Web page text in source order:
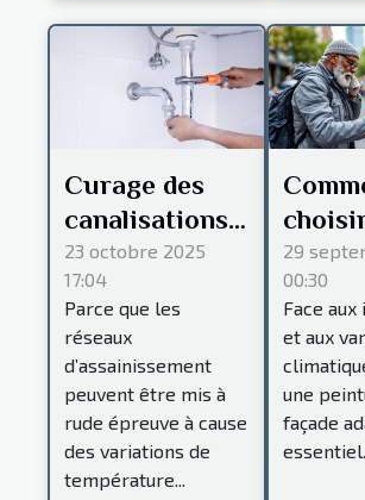
Curage des
canalisations :
à Strasbourg,
cette
entreprise
intervient
24/7 !
23 octobre 2025
17:04
Parce que les
réseaux
d’assainissement
peuvent être mis à
rude épreuve à cause
des variations de
température...
climat
29
00:30
Face
et aux
une
façade